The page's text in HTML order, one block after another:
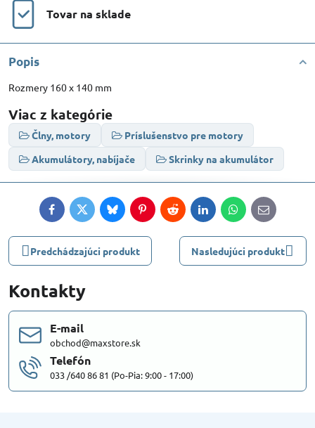
Tovar na sklade
Popis
Rozmery 160 x 140 mm
Viac z kategórie
Člny, motory
Príslušenstvo pre motory
Akumulátory, nabíjače
Skrinky na akumulátor
FacebookTwitterBlueskyPinterestRedditLinkedInWhatsApp
E-
mail
Predchádzajúci produkt Nasledujúci produkt
Kontakty
E-mail
obchod@maxstore.sk
Telefón
033 /640 86 81 (Po-Pia: 9:00 - 17:00)